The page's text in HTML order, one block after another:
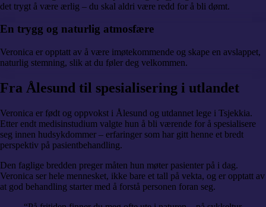
det trygt å være ærlig – du skal aldri være redd for å bli dømt.
En trygg og naturlig atmosfære
Veronica er opptatt av å være imøtekommende og skape en avslappet,
naturlig stemning, slik at du føler deg velkommen.
Fra Ålesund til spesialisering i utlandet
Veronica er født og oppvokst i Ålesund og utdannet lege i Tsjekkia.
Etter endt medisinstudium valgte hun å bli værende for å spesialisere
seg innen hudsykdommer – erfaringer som har gitt henne et bredt
perspektiv på pasientbehandling.
Den faglige bredden preger måten hun møter pasienter på i dag.
Veronica ser hele mennesket, ikke bare et tall på vekta, og er opptatt av
at god behandling starter med å forstå personen foran seg.